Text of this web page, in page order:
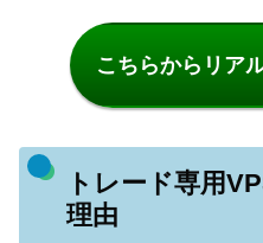
こちらからリア
トレード専用
理由